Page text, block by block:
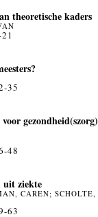
theoretische kaders
35
gezondheid(szorg)
48
uit ziekte
CAREN; SCHOLTE,
63